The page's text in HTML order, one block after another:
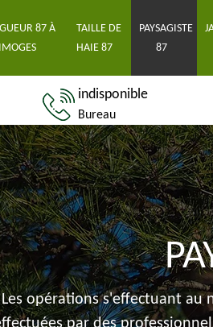
87 À
TAILLE DE
HAIE 87
PAYSAGISTE
87
indisponible
Bureau
Les opérations s'effectuant au
par des